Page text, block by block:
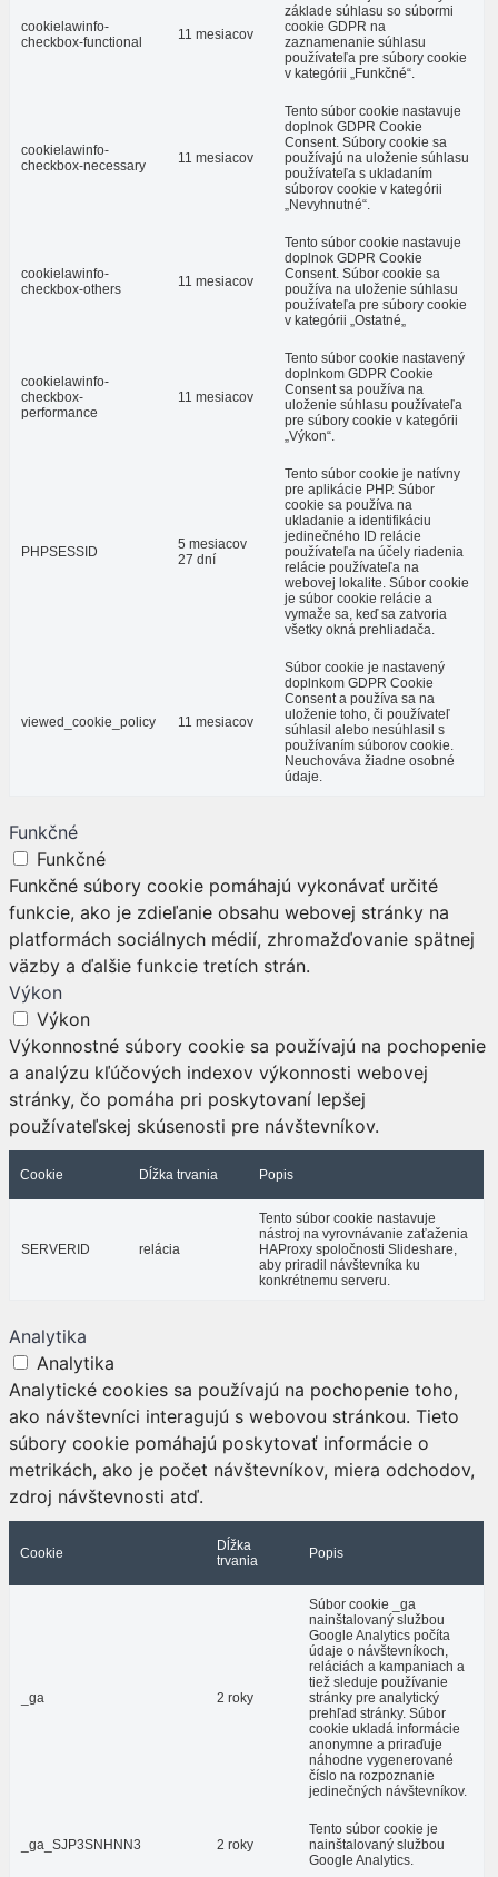
cookielawinfo-
checkbox-functional
11 mesiacov
základe súhlasu so súbormi
cookie GDPR na
zaznamenanie súhlasu
používateľa pre súbory cookie
v kategórii „Funkčné“.
cookielawinfo-
checkbox-necessary
11 mesiacov
Tento súbor cookie nastavuje
doplnok GDPR Cookie
Consent. Súbory cookie sa
používajú na uloženie súhlasu
používateľa s ukladaním
súborov cookie v kategórii
„Nevyhnutné“.
cookielawinfo-
checkbox-others
11 mesiacov
Tento súbor cookie nastavuje
doplnok GDPR Cookie
Consent. Súbor cookie sa
používa na uloženie súhlasu
používateľa pre súbory cookie
v kategórii „Ostatné„
cookielawinfo-
checkbox-
performance
11 mesiacov
Tento súbor cookie nastavený
doplnkom GDPR Cookie
Consent sa používa na
uloženie súhlasu používateľa
pre súbory cookie v kategórii
„Výkon“.
PHPSESSID
5 mesiacov
27 dní
Tento súbor cookie je natívny
pre aplikácie PHP. Súbor
cookie sa používa na
ukladanie a identifikáciu
jedinečného ID relácie
používateľa na účely riadenia
relácie používateľa na
webovej lokalite. Súbor cookie
je súbor cookie relácie a
vymaže sa, keď sa zatvoria
všetky okná prehliadača.
viewed_cookie_policy 11 mesiacov
Súbor cookie je nastavený
doplnkom GDPR Cookie
Consent a používa sa na
uloženie toho, či používateľ
súhlasil alebo nesúhlasil s
používaním súborov cookie.
Neuchováva žiadne osobné
údaje.
Funkčné
Funkčné
Funkčné súbory cookie pomáhajú vykonávať určité
funkcie, ako je zdieľanie obsahu webovej stránky na
platformách sociálnych médií, zhromažďovanie spätnej
väzby a ďalšie funkcie tretích strán.
Výkon
Výkon
Výkonnostné súbory cookie sa používajú na pochopenie
a analýzu kľúčových indexov výkonnosti webovej
stránky, čo pomáha pri poskytovaní lepšej
používateľskej skúsenosti pre návštevníkov.
Cookie Dĺžka trvania Popis
SERVERID relácia
Tento súbor cookie nastavuje
nástroj na vyrovnávanie zaťaženia
HAProxy spoločnosti Slideshare,
aby priradil návštevníka ku
konkrétnemu serveru.
Analytika
Analytika
Analytické cookies sa používajú na pochopenie toho,
ako návštevníci interagujú s webovou stránkou. Tieto
súbory cookie pomáhajú poskytovať informácie o
metrikách, ako je počet návštevníkov, miera odchodov,
zdroj návštevnosti atď.
Cookie
Dĺžka
trvania
Popis
_ga 2 roky
Súbor cookie _ga
nainštalovaný službou
Google Analytics počíta
údaje o návštevníkoch,
reláciách a kampaniach a
tiež sleduje používanie
stránky pre analytický
prehľad stránky. Súbor
cookie ukladá informácie
anonymne a priraďuje
náhodne vygenerované
číslo na rozpoznanie
jedinečných návštevníkov.
_ga_SJP3SNHNN3 2 roky
Tento súbor cookie je
nainštalovaný službou
Google Analytics.